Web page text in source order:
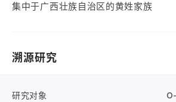
集中于广西壮族自治区的黄姓家族
溯源研究
研究对象